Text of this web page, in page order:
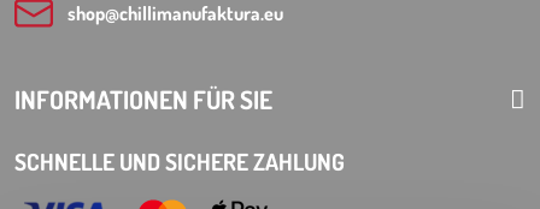
shop​@chillimanufaktura​.eu
INFORMATIONEN FÜR SIE
SCHNELLE UND SICHERE ZAHLUNG